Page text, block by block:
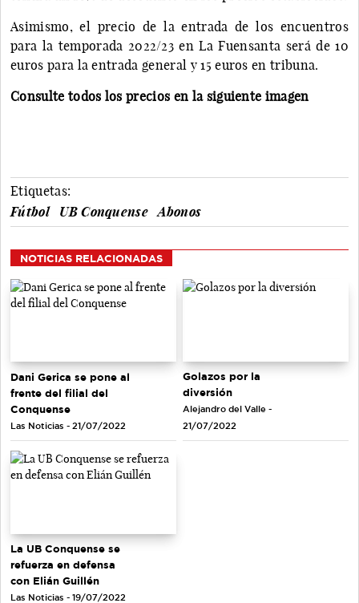
Asimismo, el precio de la entrada de los encuentros
para la temporada 2022/23 en La Fuensanta será de 10
euros para la entrada general y 15 euros en tribuna.
Consulte todos los precios en la siguiente imagen
Etiquetas:
Fútbol
UB Conquense Abonos
NOTICIAS RELACIONADAS
Dani Gerica se pone al
frente del filial del
Conquense
Las Noticias - 21/07/2022
Golazos por la
diversión
Alejandro del Valle -
21/07/2022
La UB Conquense se
refuerza en defensa
con Elián Guillén
Las Noticias - 19/07/2022